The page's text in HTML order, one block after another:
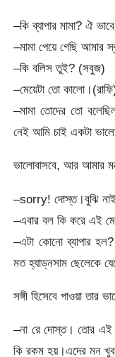
–কি ব্যাপার মামা? ঐ
–মামা পেয়ে গেছি আমার
–কি বলিস তুই? (সবুজ)
–মেয়েটা তো
–মামা তোদের তো
নেই আমি চাই একটা
ভালোবাসবে, আর আমার
–sorry! দোস্ত।বুঝি
–এবার বল কি করে এই
–এটা কোনো ব্যাপার
মত হ্যাড্নসাম ছেলেকে
সঙ্গী হিসেবে পাওয়া তার
–না রে দোস্ত। তোর এই
কি রকম হয়।এদের মন